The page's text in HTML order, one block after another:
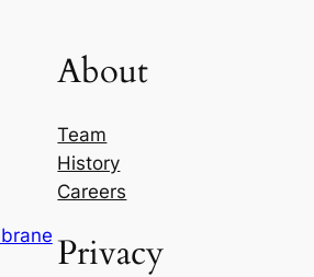
About
Team
History
Careers
Privacy